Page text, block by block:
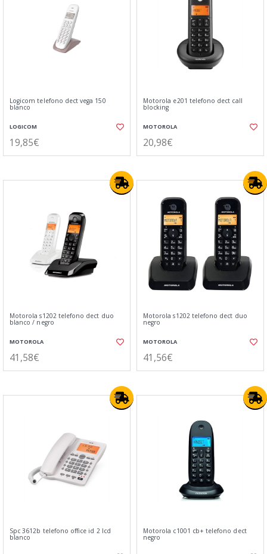
Logicom telefono dect vega 150
blanco
LOGICOM
19,85€
Motorola e201 telefono dect call
blocking
MOTOROLA
20,98€
Motorola s1202 telefono dect duo
blanco / negro
MOTOROLA
41,58€
Motorola s1202 telefono dect duo
negro
MOTOROLA
41,56€
Spc 3612b telefono office id 2 lcd
blanco
Motorola c1001 cb+ telefono dect
negro